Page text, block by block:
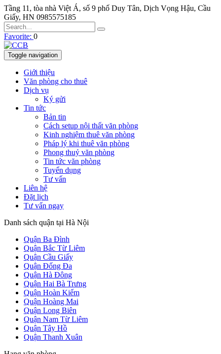
Tầng 11, tòa nhà Việt Á, số 9 phố Duy Tân, Dịch Vọng Hậu, Cầu
Giấy, HN 0985575185
Favorite: 0
Toggle navigation
Giới thiệu
Văn phòng cho thuê
Dịch vụ
Ký gửi
Tin tức
Bản tin
Cách setup nội thất văn phòng
Kinh nghiệm thuê văn phòng
Pháp lý khi thuê văn phòng
Phong thuỷ văn phòng
Tin tức văn phòng
Tuyển dụng
Tư vấn
Liên hệ
Đặt lịch
Tư vấn ngay
Danh sách quận tại Hà Nội
Quận Ba Đình
Quận Bắc Từ Liêm
Quận Cầu Giấy
Quận Đống Đa
Quận Hà Đông
Quận Hai Bà Trưng
Quận Hoàn Kiếm
Quận Hoàng Mai
Quận Long Biên
Quận Nam Từ Liêm
Quận Tây Hồ
Quận Thanh Xuân